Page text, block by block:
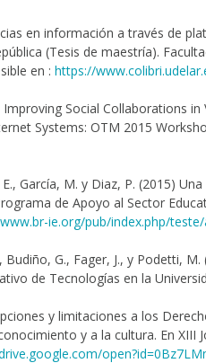
en información a través de
(Tesis de maestría).
en : https://
Social Collaborations in
Systems: OTM 2015
García, M. y Diaz, P. (2015)
de Apoyo al Sector
ie.org/pub/index.php/
G., Fager, J., y Podetti,
de Tecnologías en la
y limitaciones a los
y a la cultura. En XIII